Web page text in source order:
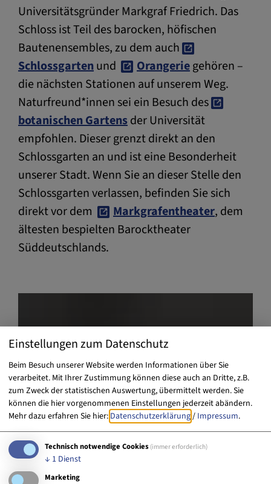
Universitätsgründer Markgraf Friedrich. Das
Schloss ist Teil des barocken, höfischen
Bautenensembles, zu dem auch
Schlossgartenund Orangeriegehören –
die nächsten Stationen auf unserem Weg.
Naturfreund*innen sei ein Besuch des
botanischen Gartensder Universität
empfohlen. Dieser grenzt direkt an den
Schlossgarten an und ist eine Besonderheit
unserer Stadt. Wenn Sie an dieser Stelle den
Schlossgarten verlassen, befinden Sie sich
direkt vor dem
Markgrafentheater, dem
ältesten bespielten Barocktheater
Süddeutschlands.
Einstellungen zum Datenschutz
Beim Besuch unserer Website werden Informationen über Sie
verarbeitet. Mit Ihrer Zustimmung können diese auch an Dritte, z.B.
zum Zweck der statistischen Auswertung, übermittelt werden. Sie
können die hier vorgenommenen Einstellungen jederzeit abändern.
Mehr dazu erfahren Sie hier: Datenschutzerklärung/ Impressum.
Technisch notwendige Cookies (immer erforderlich)
↓ 1 Dienst
Marketing